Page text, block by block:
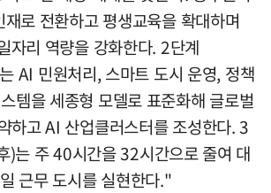
로 전환하고 평생교육을 확대하며
자리 역량을 강화한다. 2단계
AI 민원처리, 스마트 도시 운영, 정책
템을 세종형 모델로 표준화해 글로벌
하고 AI 산업클러스터를 조성한다. 3
)는 주 40시간을 32시간으로 줄여 대
근무 도시를 실현한다."